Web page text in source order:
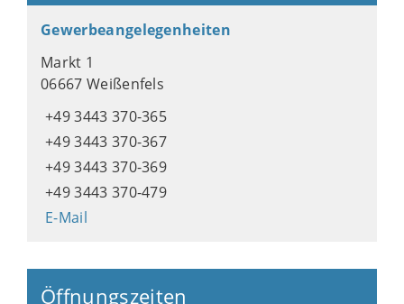
Gewerbeangelegenheiten
Markt 1
06667 Weißenfels
+49 3443 370-365
+49 3443 370-367
+49 3443 370-369
+49 3443 370-479
E-Mail
Öffnungszeiten